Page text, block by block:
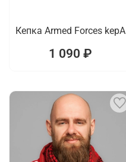
Кепка Armed Forces kepA
1 090 ₽